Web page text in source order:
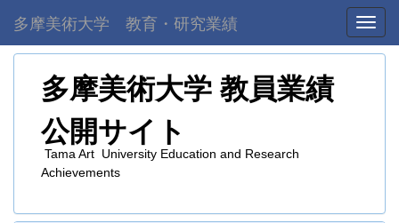
多摩美術大学 教育・研究業績
多摩美術大学 教員業績
公開サイト
Tama Art University Education and Research
Achievements